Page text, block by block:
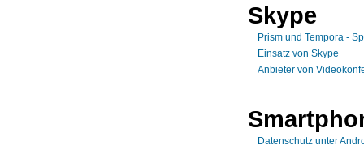
Skype
Prism und Tempora -
Einsatz von Skype
Anbieter von
Datenschutz unter